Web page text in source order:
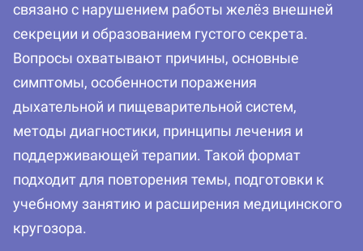
связано с нарушением работы желёз внешней
секреции и образованием густого секрета.
Вопросы охватывают причины, основные
симптомы, особенности поражения
дыхательной и пищеварительной систем,
методы диагностики, принципы лечения и
поддерживающей терапии. Такой формат
подходит для повторения темы, подготовки к
учебному занятию и расширения медицинского
кругозора.